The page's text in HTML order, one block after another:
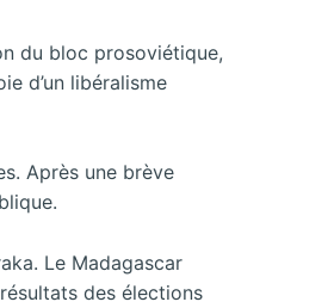
du bloc prosoviétique,
d’un libéralisme
Après une brève
Le Madagascar
des élections